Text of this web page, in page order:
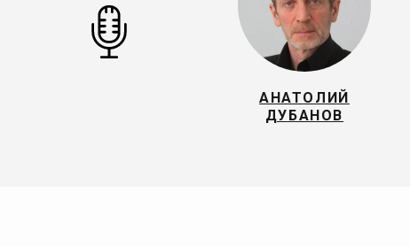
АНАТОЛИЙ
ДУБАНОВ